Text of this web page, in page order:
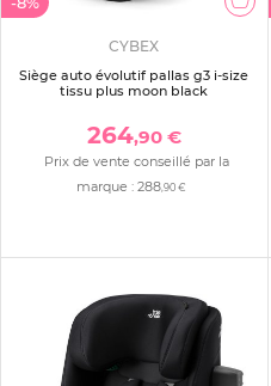
CYBEX
Siège auto évolutif pallas g3 i-size
tissu plus moon black
264,90 €
Prix de vente conseillé par la
marque :288,90 €